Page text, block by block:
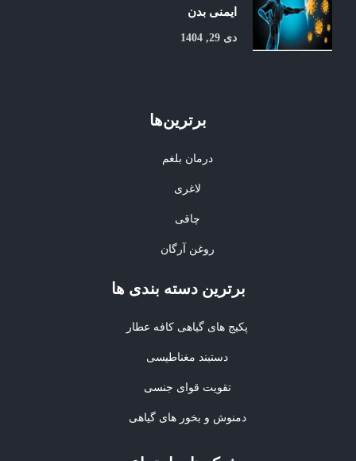
ایمنی بدن
دی 29, 1404
برترین‌ها
درمان بلغم
لاغری
چاقی
روغن آرگان
برترین‌ دسته بندی ها
پکیج های گیاهی کافه عطار
دستبند مغناطیسی
تقویت قوای جنسی
دمنوش و بخور های گیاهی